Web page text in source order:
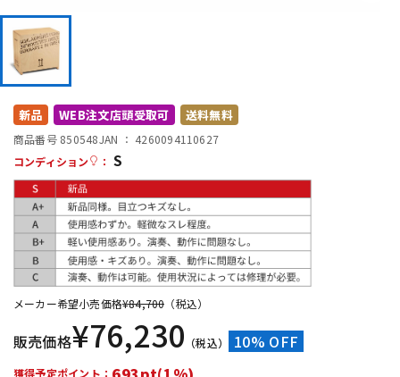
配信/ライブ機器
中古
新品 WEB注文店頭受取可 送料無料
商品番号 850548JAN ： 4260094110627
コンディション
： S
メーカー希望小売価格¥84,700 （税込）
販売価格¥76,230 （税込） 10% OFF
獲得予定ポイント：